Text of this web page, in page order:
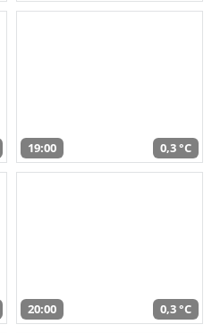
19:00 0,3 °C
20:00 0,3 °C